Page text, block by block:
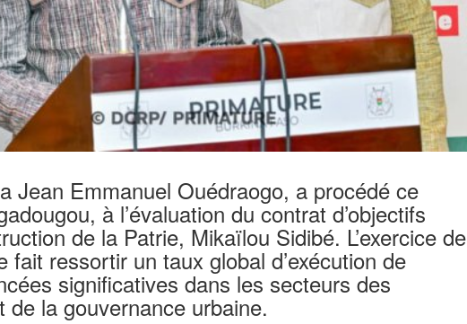
Jean Emmanuel Ouédraogo, a procédé ce
à l’évaluation du contrat d’objectifs
de la Patrie, Mikaïlou Sidibé. L’exercice de
fait ressortir un taux global d’exécution de
significatives dans les secteurs des
de la gouvernance urbaine.